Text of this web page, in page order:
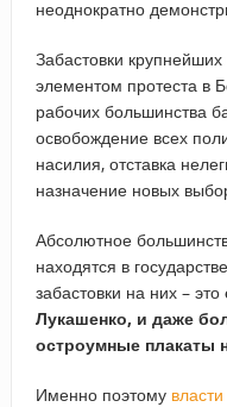
неоднократно
Забастовки
элементом протеста в
рабочих большинства
освобождение всех
насилия, отставка
назначение новых
Абсолютное
находятся в
забастовки на них – это
Лукашенко, и даже
остроумные плакаты
Именно поэтому